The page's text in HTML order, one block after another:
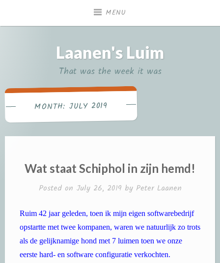
MENU
Laanen's Luim
That was the week it was
MONTH: JULY 2019
Wat staat Schiphol in zijn hemd!
Posted on July 26, 2019 by Peter Laanen
Ruim 42 jaar geleden, toen ik mijn eigen softwarebedrijf
opstartte met twee kompanen, waren we natuurlijk zo trots
als de gelijknamige hond met 7 luimen toen we onze
eerste hard- en software configuratie verkochten.